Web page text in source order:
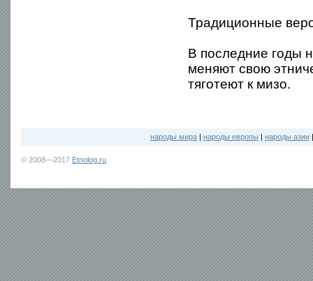
Традиционные
В последние годы
меняют свою
тяготеют к мизо.
народы мира | народы европы | народы азии
© 2008—2017 Etnolog.ru